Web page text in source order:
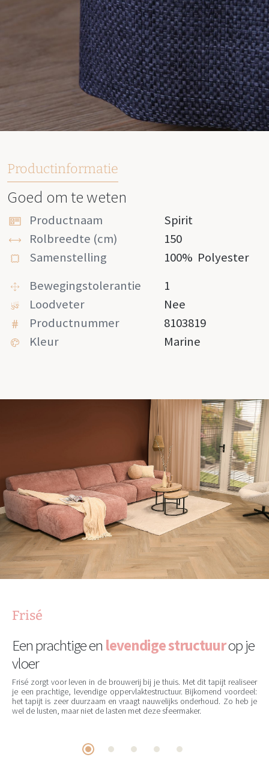
Productinformatie
Goed om te weten
Productnaam
Spirit
Rolbreedte (cm)
150
Samenstelling
100% Polyester
Bewegingstolerantie
1
Loodveter
Nee
Productnummer
8103819
Kleur
Marine
Frisé
Een prachtige en levendige structuurop je
vloer
Frisé zorgt voor leven in de brouwerij bij je thuis. Met dit tapijt realiseer
je een prachtige, levendige oppervlaktestructuur. Bijkomend voordeel:
het tapijt is zeer duurzaam en vraagt nauwelijks onderhoud. Zo heb je
wel de lusten, maar niet de lasten met deze sfeermaker.